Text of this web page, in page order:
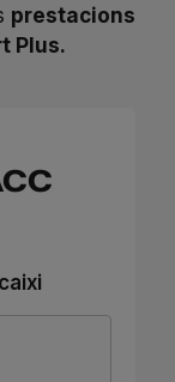
prestacions
Plus.